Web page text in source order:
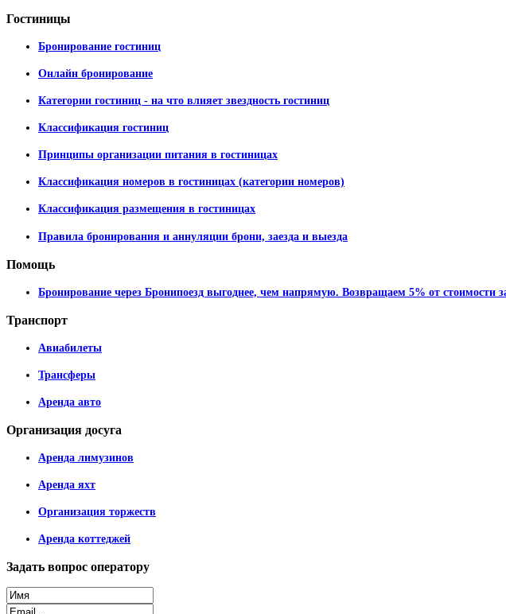
Гостиницы
Бронирование гостиниц
Онлайн бронирование
Категории гостиниц - на что влияет звездность гостиниц
Классификация гостиниц
Принципы организации питания в гостиницах
Классификация номеров в гостиницах (категории номеров)
Классификация размещения в гостиницах
Правила бронирования и аннуляции брони, заезда и выезда
Помощь
Бронирование через Бронипоезд выгоднее, чем напрямую. Возвращаем 5% от стоимости
Транспорт
Авиабилеты
Трансферы
Аренда авто
Организация досуга
Аренда лимузинов
Аренда яхт
Организация торжеств
Аренда коттеджей
Задать вопрос оператору